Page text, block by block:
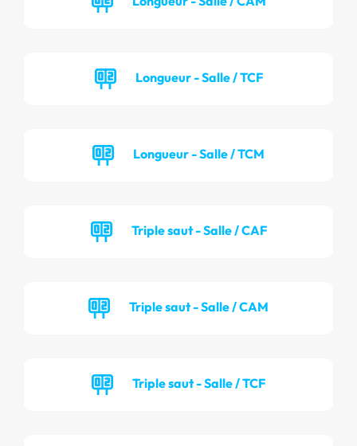
Longueur - Salle / TCF
Longueur - Salle / TCM
Triple saut - Salle / CAF
Triple saut - Salle / CAM
Triple saut - Salle / TCF